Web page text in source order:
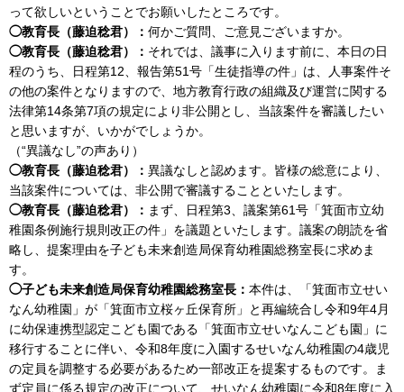
って欲しいということでお願いしたところです。
◯教育長（藤迫稔君）： 何かご質問、ご意見ございますか。
◯教育長（藤迫稔君）： それでは、議事に入ります前に、本日の日
程のうち、日程第12、報告第51号「生徒指導の件」は、人事案件そ
の他の案件となりますので、地方教育行政の組織及び運営に関する
法律第14条第7項の規定により非公開とし、当該案件を審議したい
と思いますが、いかがでしょうか。
（“異議なし”の声あり）
◯教育長（藤迫稔君）： 異議なしと認めます。皆様の総意により、
当該案件については、非公開で審議することといたします。
◯教育長（藤迫稔君）： まず、日程第3、議案第61号「箕面市立幼
稚園条例施行規則改正の件」を議題といたします。議案の朗読を省
略し、提案理由を子ども未来創造局保育幼稚園総務室長に求めま
す。
◯子ども未来創造局保育幼稚園総務室長： 本件は、「箕面市立せい
なん幼稚園」が「箕面市立桜ヶ丘保育所」と再編統合し令和9年4月
に幼保連携型認定こども園である「箕面市立せいなんこども園」に
移行することに伴い、令和8年度に入園するせいなん幼稚園の4歳児
の定員を調整する必要があるため一部改正を提案するものです。ま
ず定員に係る規定の改正について、せいなん幼稚園に令和8年度に入